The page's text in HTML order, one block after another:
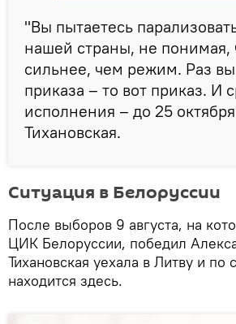
"Вы пытаетесь
нашей страны, не понимая,
сильнее, чем режим. Раз
приказа – то вот приказ. И
исполнения – до 25
Тихановская.
Ситуация в Белоруссии
После выборов 9 августа, на
ЦИК Белоруссии, победил
Тихановская уехала в Литву и по
находится здесь.